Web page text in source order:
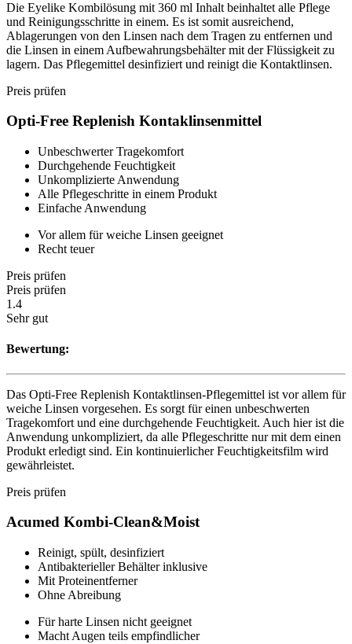
Die Eyelike Kombilösung mit 360 ml Inhalt beinhaltet alle Pflege
und Reinigungsschritte in einem. Es ist somit ausreichend,
Ablagerungen von den Linsen nach dem Tragen zu entfernen und
die Linsen in einem Aufbewahrungsbehälter mit der Flüssigkeit zu
lagern. Das Pflegemittel desinfiziert und reinigt die Kontaktlinsen.
Preis prüfen
Opti-Free Replenish Kontaklinsenmittel
Unbeschwerter Tragekomfort
Durchgehende Feuchtigkeit
Unkomplizierte Anwendung
Alle Pflegeschritte in einem Produkt
Einfache Anwendung
Vor allem für weiche Linsen geeignet
Recht teuer
Preis prüfen
Preis prüfen
1.4
Sehr gut
Bewertung:
Das Opti-Free Replenish Kontaktlinsen-Pflegemittel ist vor allem für
weiche Linsen vorgesehen. Es sorgt für einen unbeschwerten
Tragekomfort und eine durchgehende Feuchtigkeit. Auch hier ist die
Anwendung unkompliziert, da alle Pflegeschritte nur mit dem einen
Produkt erledigt sind. Ein kontinuierlicher Feuchtigkeitsfilm wird
gewährleistet.
Preis prüfen
Acumed Kombi-Clean&Moist
Reinigt, spült, desinfiziert
Antibakterieller Behälter inklusive
Mit Proteinentferner
Ohne Abreibung
Für harte Linsen nicht geeignet
Macht Augen teils empfindlicher